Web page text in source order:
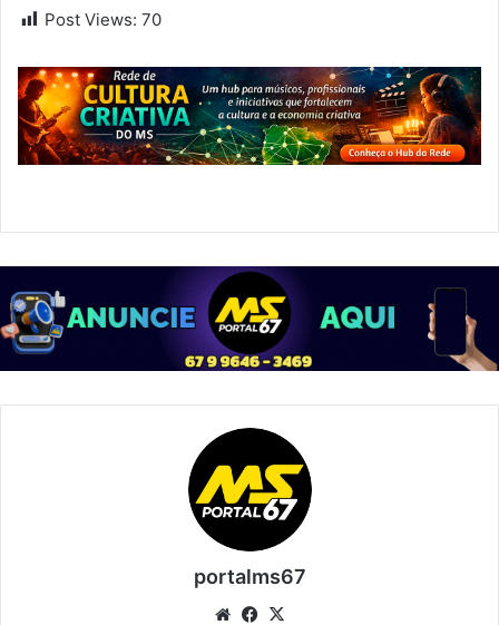
Post Views: 70
portalms67
WebsiteFacebook